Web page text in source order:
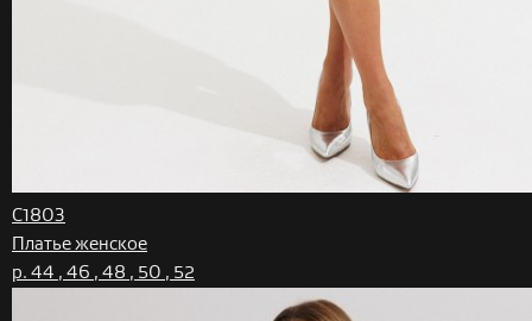
C1803
Платье женское
р. 44 , 46 , 48 , 50 , 52